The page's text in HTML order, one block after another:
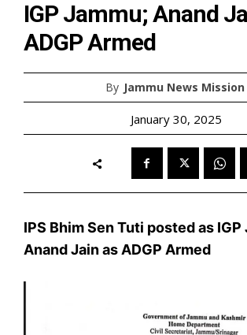
IGP Jammu; Anand
ADGP Armed
By Jammu News Mission
January 30, 2025
IPS Bhim Sen Tuti posted as IGP
Anand Jain as ADGP Armed